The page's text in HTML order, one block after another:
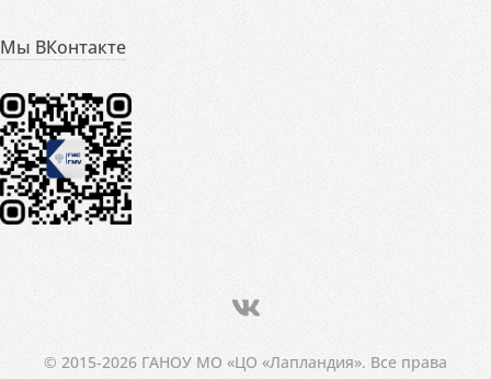
Мы ВКонтакте
© 2015-2026 ГАНОУ МО «ЦО «Лапландия». Все права